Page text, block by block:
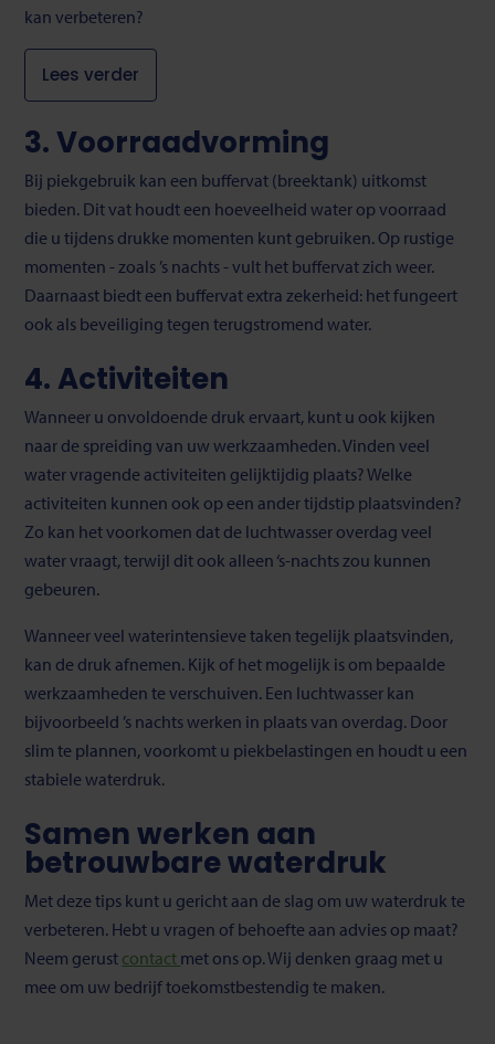
kan verbeteren?
Lees verder
3. Voorraadvorming
Bij piekgebruik kan een buffervat (breektank) uitkomst
bieden. Dit vat houdt een hoeveelheid water op voorraad
die u tijdens drukke momenten kunt gebruiken. Op rustige
momenten - zoals ’s nachts - vult het buffervat zich weer.
Daarnaast biedt een buffervat extra zekerheid: het fungeert
ook als beveiliging tegen terugstromend water.
4. Activiteiten
Wanneer u onvoldoende druk ervaart, kunt u ook kijken
naar de spreiding van uw werkzaamheden. Vinden veel
water vragende activiteiten gelijktijdig plaats? Welke
activiteiten kunnen ook op een ander tijdstip plaatsvinden?
Zo kan het voorkomen dat de luchtwasser overdag veel
water vraagt, terwijl dit ook alleen ‘s-nachts zou kunnen
gebeuren.
Wanneer veel waterintensieve taken tegelijk plaatsvinden,
kan de druk afnemen. Kijk of het mogelijk is om bepaalde
werkzaamheden te verschuiven. Een luchtwasser kan
bijvoorbeeld ’s nachts werken in plaats van overdag. Door
slim te plannen, voorkomt u piekbelastingen en houdt u een
stabiele waterdruk.
Samen werken aan
betrouwbare waterdruk
Met deze tips kunt u gericht aan de slag om uw waterdruk te
verbeteren. Hebt u vragen of behoefte aan advies op maat?
Neem gerust contact met ons op. Wij denken graag met u
mee om uw bedrijf toekomstbestendig te maken.